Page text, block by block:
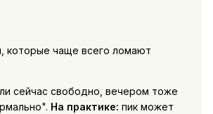
которые чаще всего ломают
сейчас свободно, вечером тоже
На практике: пик может